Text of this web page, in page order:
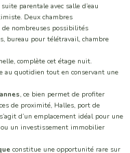
parentale avec salle d’eau
Deux chambres
nombreuses possibilités
bureau pour télétravail, chambre
complète cet étage nuit.
au quotidien tout en conservant une
, ce bien permet de profiter
de proximité, Halles, port de
d’un emplacement idéal pour une
un investissement immobilier
constitue une opportunité rare sur